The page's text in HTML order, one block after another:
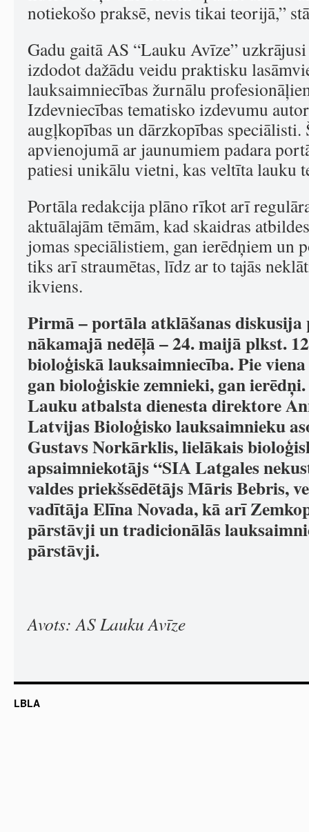
notiekošo praksē, nevis tikai teorijā,”
Gadu gaitā AS “Lauku Avīze”
izdodot dažādu veidu praktisku
lauksaimniecības žurnālu
Izdevniecības tematisko izdevumu
augļkopības un dārzkopības
apvienojumā ar jaunumiem padara
patiesi unikālu vietni, kas veltīta lauku
Portāla redakcija plāno rīkot arī
aktuālajām tēmām, kad skaidras
jomas speciālistiem, gan ierēdņiem un
tiks arī straumētas, līdz ar to tajās
ikviens.
Pirmā – portāla atklāšanas
nākamajā nedēļā – 24. maijā plkst.
bioloģiskā lauksaimniecība. Pie
gan bioloģiskie zemnieki, gan
Lauku atbalsta dienesta direktore
Latvijas Bioloģisko lauksaimnieku
Gustavs Norkārklis, lielākais
apsaimniekotājs “SIA Latgales
valdes priekšsēdētājs Māris Bebris,
vadītāja Elīna Novada, kā arī
pārstāvji un tradicionālās
pārstāvji.
Avots: AS Lauku Avīze
LBLA